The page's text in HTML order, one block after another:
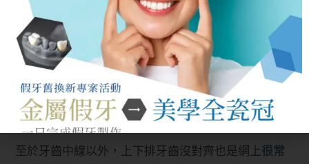
執行。拉中線涉及到牙齒的旋轉、傾斜或移位，並且
需要進行逐漸而又精確的力量應用，以實現牙齒中線
的調整。此外，矯正過程需要與個體的生理和解剖特
徵相匹配，以獲得最佳的結果。
3.上下排牙齒沒對齊除了矯正還有其他
治療方式嗎？
至於牙齒中線以外，上下排牙齒沒對齊也是網上很常